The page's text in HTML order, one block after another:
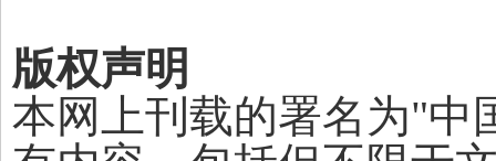
版权声明
本网上刊载的署名为"中